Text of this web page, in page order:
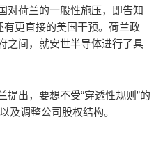
对荷兰的一般性施压，即告知
有更直接的美国干预。荷兰政
之间，就安世半导体进行了具
提出，要想不受“穿透性规则”的
及调整公司股权结构。